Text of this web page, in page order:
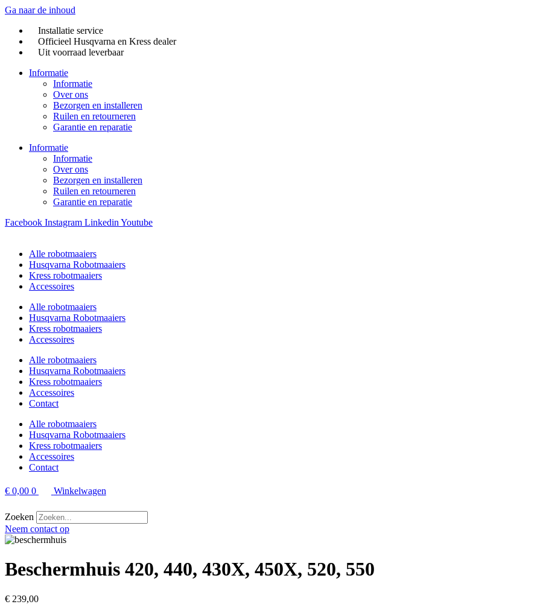
Ga naar de inhoud
Installatie service
Officieel Husqvarna en Kress dealer
Uit voorraad leverbaar
Informatie
Informatie
Over ons
Bezorgen en installeren
Ruilen en retourneren
Garantie en reparatie
Informatie
Informatie
Over ons
Bezorgen en installeren
Ruilen en retourneren
Garantie en reparatie
Facebook Instagram Linkedin Youtube
Alle robotmaaiers
Husqvarna Robotmaaiers
Kress robotmaaiers
Accessoires
Alle robotmaaiers
Husqvarna Robotmaaiers
Kress robotmaaiers
Accessoires
Alle robotmaaiers
Husqvarna Robotmaaiers
Kress robotmaaiers
Accessoires
Contact
Alle robotmaaiers
Husqvarna Robotmaaiers
Kress robotmaaiers
Accessoires
Contact
€ 0,00 0 Winkelwagen
Zoeken
Neem contact op
Beschermhuis 420, 440, 430X, 450X, 520, 550
€ 239,00